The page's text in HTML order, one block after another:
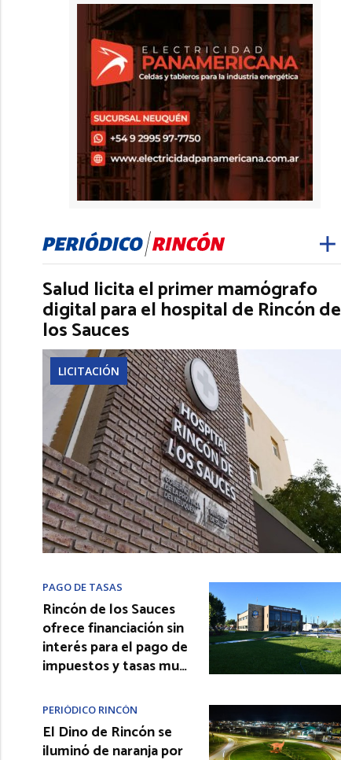
Salud licita el primer mamógrafo
digital para el hospital de Rincón de
los Sauces
LICITACIÓN
PAGO DE TASAS
Rincón de los Sauces
ofrece financiación sin
interés para el pago de
impuestos y tasas mu…
PERIÓDICO RINCÓN
El Dino de Rincón se
iluminó de naranja por